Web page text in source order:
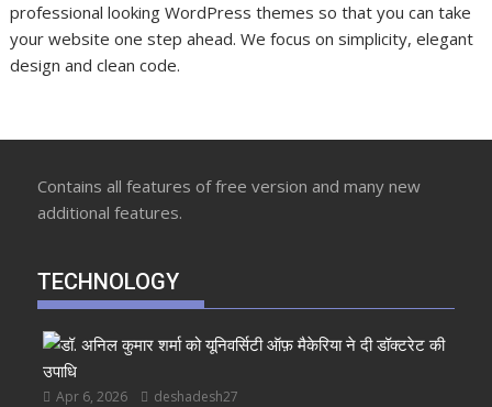
professional looking WordPress themes so that you can take
your website one step ahead. We focus on simplicity, elegant
design and clean code.
Contains all features of free version and many new
additional features.
TECHNOLOGY
Apr 6, 2026 deshadesh27